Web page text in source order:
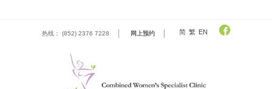
热线： (852) 2376 7228 网上预约 简 繁 EN